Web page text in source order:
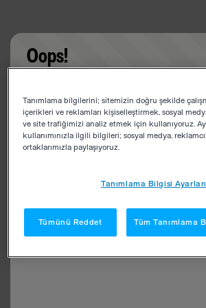
Oops!
app
Tanımlama bilgilerini; sitemizin doğru şekilde
içerikleri ve reklamları kişiselleştirmek, sosyal
ve site trafiğimizi analiz etmek için kullanıyoruz.
kullanımınızla ilgili bilgileri; sosyal medya,
ortaklarımızla paylaşıyoruz.
Tanımlama Bilgisi Ayarları
Tümünü Reddet Tüm Tanımlama